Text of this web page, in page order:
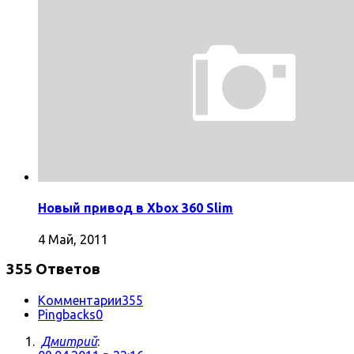
Новый привод в Xbox 360 Slim
4 Май, 2011
355 Ответов
Комментарии355
Pingbacks0
Дмитрий: